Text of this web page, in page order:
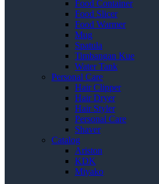
Food Container
Food Slicer
Food Warmer
Mug
Spatula
Timbangan Kue
Water Tank
Personal Care
Hair Clipper
Hair Dryer
Hair Styler
Personal Care
Shaver
Catalog
Ariston
KDK
Miyako